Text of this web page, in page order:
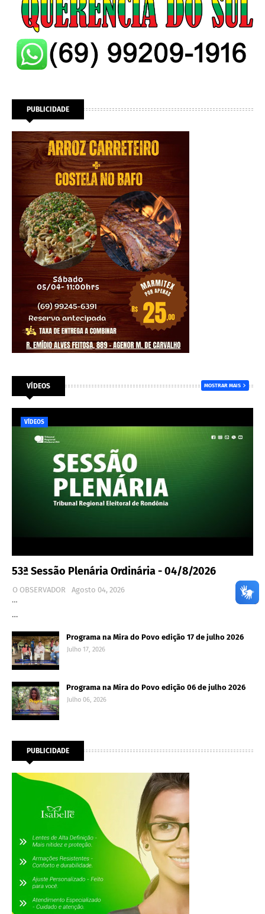
PUBLICIDADE
VÍDEOS MOSTRAR MAIS
VÍDEOS
53ª Sessão Plenária Ordinária - 04/8/2026
O OBSERVADOR
Agosto 04, 2026
…
…
Programa na Mira do Povo edição 17 de julho 2026
Julho 17, 2026
Programa na Mira do Povo edição 06 de julho 2026
Julho 06, 2026
PUBLICIDADE